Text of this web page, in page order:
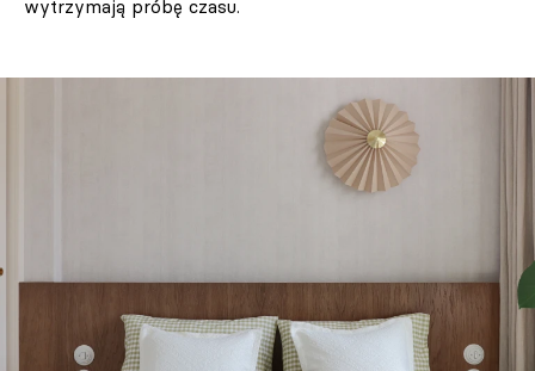
wytrzymają próbę czasu.